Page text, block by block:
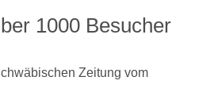
1000 Besucher
Zeitung vom